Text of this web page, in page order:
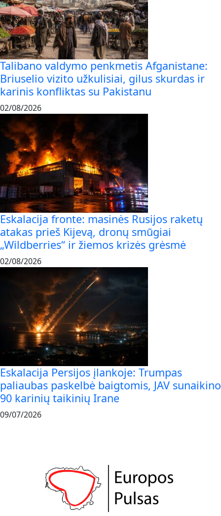
Talibano valdymo penkmetis Afganistane:
Briuselio vizito užkulisiai, gilus skurdas ir
karinis konfliktas su Pakistanu
02/08/2026
Eskalacija fronte: masinės Rusijos raketų
atakas prieš Kijevą, dronų smūgiai
„Wildberries“ ir žiemos krizės grėsmė
02/08/2026
Eskalacija Persijos įlankoje: Trumpas
paliaubas paskelbė baigtomis, JAV sunaikino
90 karinių taikinių Irane
09/07/2026